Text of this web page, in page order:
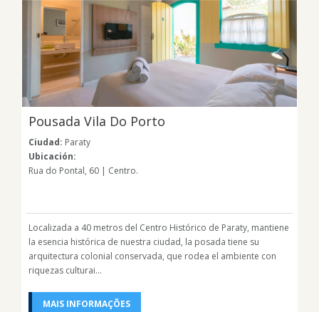
Pousada Vila Do Porto
Ciudad: Paraty
Ubicación:
Rua do Pontal, 60 | Centro.
Localizada a 40 metros del Centro Histórico de Paraty, mantiene
la esencia histórica de nuestra ciudad, la posada tiene su
arquitectura colonial conservada, que rodea el ambiente con
riquezas culturai...
MAIS INFORMAÇÕES